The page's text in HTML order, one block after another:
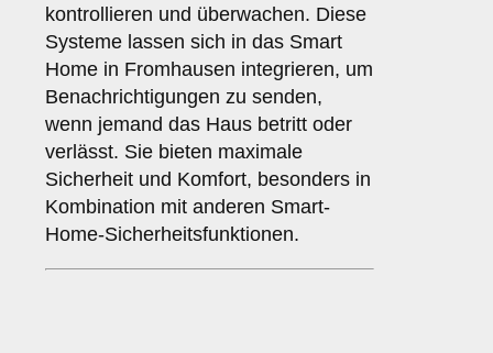
kontrollieren und überwachen. Diese
Systeme lassen sich in das Smart
Home in Fromhausen integrieren, um
Benachrichtigungen zu senden,
wenn jemand das Haus betritt oder
verlässt. Sie bieten maximale
Sicherheit und Komfort, besonders in
Kombination mit anderen Smart-
Home-Sicherheitsfunktionen.